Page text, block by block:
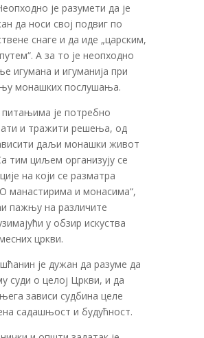
је разумети да је
да носи свој подвиг по
снаге и да иде „царским,
А за то је неопходно
игумана и игуманија при
монашких послушања.
је потребно
и тражити решења, од
даљи монашки живот
тим циљем организују се
на који се разматра
манастирима и монасима“,
пажњу на различите
у обзир искуства
цркви.
је дужан да разуме да
суди о целој Цркви, и да
зависи судбина целе
садашњост и будућност.